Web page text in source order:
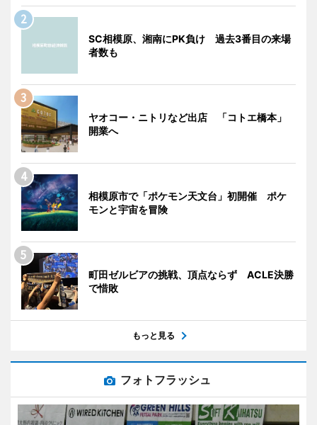
SC相模原、湘南にPK負け 過去3番目の来場
者数も
ヤオコー・ニトリなど出店 「コトエ橋本」
開業へ
相模原市で「ポケモン天文台」初開催 ポケ
モンと宇宙を冒険
町田ゼルビアの挑戦、頂点ならず ACLE決勝
で惜敗
もっと見る
フォトフラッシュ